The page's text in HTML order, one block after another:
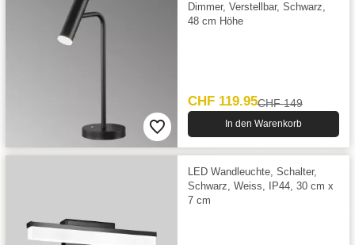
Dimmer, Verstellbar, Schwarz,
48 cm Höhe
CHF 119.95CHF 149
In den Warenkorb
LED Wandleuchte, Schalter,
Schwarz, Weiss, IP44, 30 cm x
7 cm